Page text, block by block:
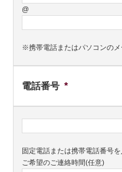
@
※携帯電話またはパソコンのメ
電話番号 *
固定電話または携帯電話番号を
ご希望のご連絡時間(任意)